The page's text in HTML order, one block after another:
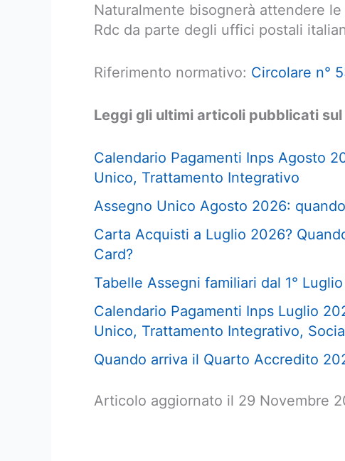
Naturalmente bisognerà attendere
Rdc da parte degli uffici postali
Riferimento normativo: Circolare n°
Leggi gli ultimi articoli pubblicati
Calendario Pagamenti Inps Agosto
Unico, Trattamento Integrativo
Assegno Unico Agosto 2026:
Carta Acquisti a Luglio 2026?
Card?
Tabelle Assegni familiari dal 1°
Calendario Pagamenti Inps Luglio
Unico, Trattamento Integrativo,
Quando arriva il Quarto Accredito
Articolo aggiornato il 29 Novembre